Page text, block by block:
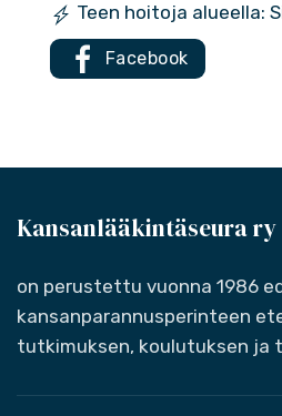
Teen hoitoja alueella:
Facebook
Kansanlääkintäseura ry
on perustettu vuonna 1986
kansanparannusperinteen
tutkimuksen, koulutuksen